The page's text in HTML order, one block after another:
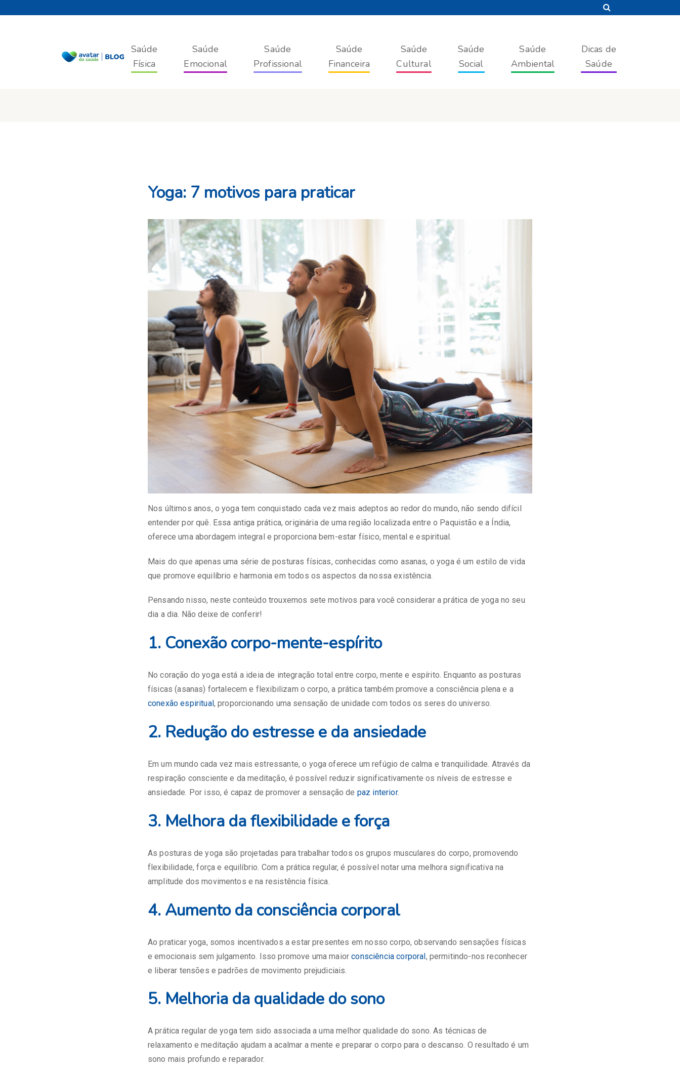
Saúde
Física
Saúde
Emocional
Saúde
Profissional
Saúde
Financeira
Saúde
Cultural
Saúde
Social
Saúde
Ambiental
Dicas de
Saúde
Yoga: 7 motivos para praticar
Nos últimos anos, o yoga tem conquistado cada vez mais adeptos ao redor do mundo, não sendo difícil
entender por quê. Essa antiga prática, originária de uma região localizada entre o Paquistão e a Índia,
oferece uma abordagem integral e proporciona bem-estar físico, mental e espiritual.
Mais do que apenas uma série de posturas físicas, conhecidas como asanas, o yoga é um estilo de vida
que promove equilíbrio e harmonia em todos os aspectos da nossa existência.
Pensando nisso, neste conteúdo trouxemos sete motivos para você considerar a prática de yoga no seu
dia a dia. Não deixe de conferir!
1. Conexão corpo-mente-espírito
No coração do yoga está a ideia de integração total entre corpo, mente e espírito. Enquanto as posturas
físicas (asanas) fortalecem e flexibilizam o corpo, a prática também promove a consciência plena e a
conexão espiritual , proporcionando uma sensação de unidade com todos os seres do universo.
2. Redução do estresse e da ansiedade
Em um mundo cada vez mais estressante, o yoga oferece um refúgio de calma e tranquilidade. Através da
respiração consciente e da meditação, é possível reduzir significativamente os níveis de estresse e
ansiedade. Por isso, é capaz de promover a sensação de paz interior.
3. Melhora da flexibilidade e força
As posturas de yoga são projetadas para trabalhar todos os grupos musculares do corpo, promovendo
flexibilidade, força e equilíbrio. Com a prática regular, é possível notar uma melhora significativa na
amplitude dos movimentos e na resistência física.
4. Aumento da consciência corporal
Ao praticar yoga, somos incentivados a estar presentes em nosso corpo, observando sensações físicas
e emocionais sem julgamento. Isso promove uma maiorconsciência corporal, permitindo-nos reconhecer
e liberar tensões e padrões de movimento prejudiciais.
5. Melhoria da qualidade do sono
A prática regular de yoga tem sido associada a uma melhor qualidade do sono. As técnicas de
relaxamento e meditação ajudam a acalmar a mente e preparar o corpo para o descanso. O resultado é um
sono mais profundo e reparador.